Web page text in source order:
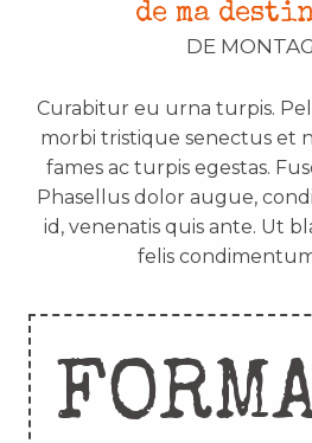
de ma
DE
Curabitur eu urna turpis.
morbi tristique senectus et
fames ac turpis egestas.
Phasellus dolor augue,
id, venenatis quis ante. Ut
felis